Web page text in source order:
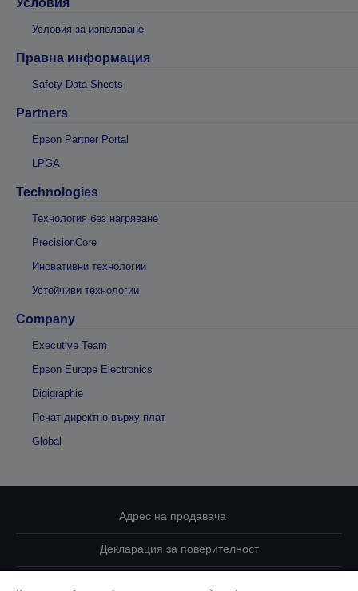
Условия
Условия за използване
Правна информация
Safety Data Sheets
Partners
Epson Partner Portal
LPGA
Technologies
Технология без нагряване
PrecisionCore
Иновативни технологии
Устойчиви технологии
Company
Executive Team
Epson Europe Electronics
Digigraphie
Печат директно върху плат
Global
Адрес на продавача
Декларация за поверителност